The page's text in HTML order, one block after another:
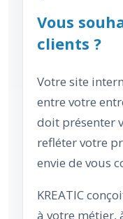
Vous
clients ?
Votre site
entre votre
doit présenter
refléter votre
envie de vous
KREATIC
à votre métier,